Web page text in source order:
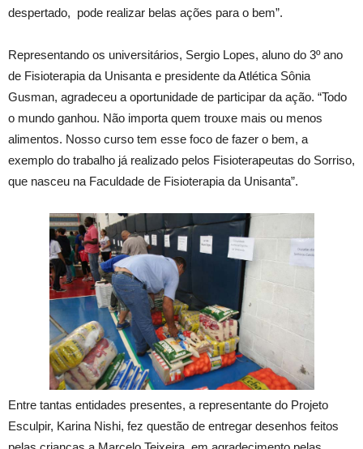
despertado, pode realizar belas ações para o bem”.
Representando os universitários, Sergio Lopes, aluno do 3º ano
de Fisioterapia da Unisanta e presidente da Atlética Sônia
Gusman, agradeceu a oportunidade de participar da ação. “Todo
o mundo ganhou. Não importa quem trouxe mais ou menos
alimentos. Nosso curso tem esse foco de fazer o bem, a
exemplo do trabalho já realizado pelos Fisioterapeutas do Sorriso,
que nasceu na Faculdade de Fisioterapia da Unisanta”.
Entre tantas entidades presentes, a representante do Projeto
Esculpir, Karina Nishi, fez questão de entregar desenhos feitos